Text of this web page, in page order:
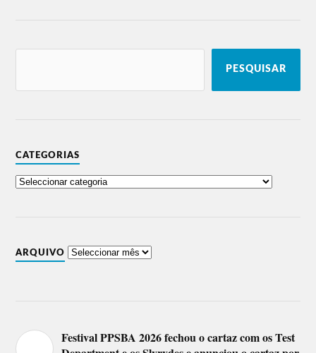
PESQUISAR
CATEGORIAS
ARQUIVO
Festival PPSBA 2026 fechou o cartaz com os Test